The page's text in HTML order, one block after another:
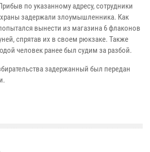
по указанному адресу, сотрудники
задержали злоумышленника. Как
вынести из магазина 6 флаконов
спрятав их в своем рюкзаке. Также
человек ранее был судим за разбой.
задержанный был передан